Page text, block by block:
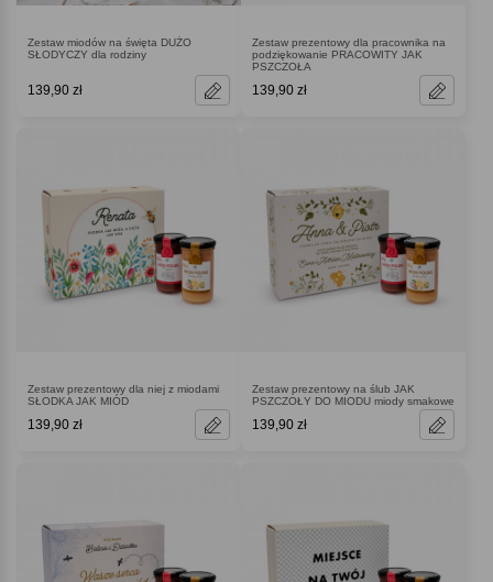
Zestaw miodów na święta DUŻO
SŁODYCZY dla rodziny
139,90 zł
Zestaw prezentowy dla pracownika na
podziękowanie PRACOWITY JAK
PSZCZOŁA
139,90 zł
Zestaw prezentowy dla niej z miodami
SŁODKA JAK MIÓD
139,90 zł
Zestaw prezentowy na ślub JAK
PSZCZOŁY DO MIODU miody smakowe
139,90 zł